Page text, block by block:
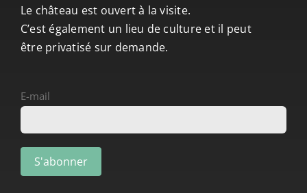
Le château est ouvert à la visite.
C’est également un lieu de culture et il peut
être privatisé sur demande.
E-mail